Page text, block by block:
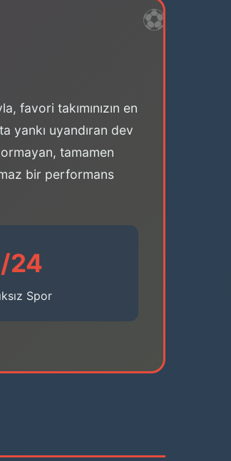
favori takımınızın en
yankı uyandıran dev
tamamen
bir performans
24
Spor